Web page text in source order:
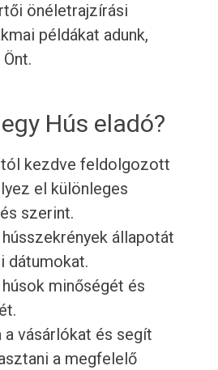
önéletrajzírási
példákat adunk,
Hús eladó?
kezdve feldolgozott
el különleges
szerint.
állapotát
dátumokat.
minőségét és
a vásárlókat és segít
a megfelelő